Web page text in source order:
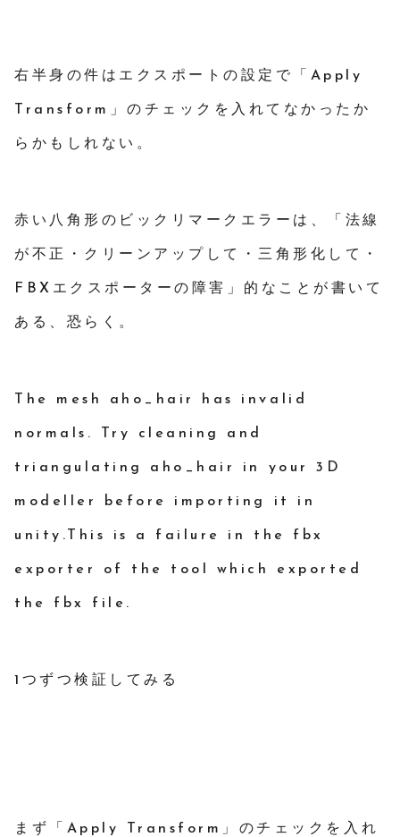
右半身の件はエクスポートの設定で「Apply
Transform」のチェックを入れてなかったか
らかもしれない。
赤い八角形のビックリマークエラーは、「法線
が不正・クリーンアップして・三角形化して・
FBXエクスポーターの障害」的なことが書いて
ある、恐らく。
The mesh aho_hair has invalid
normals. Try cleaning and
triangulating aho_hair in your 3D
modeller before importing it in
unity.This is a failure in the fbx
exporter of the tool which exported
the fbx file.
1つずつ検証してみる
まず「Apply Transform」のチェックを入れ